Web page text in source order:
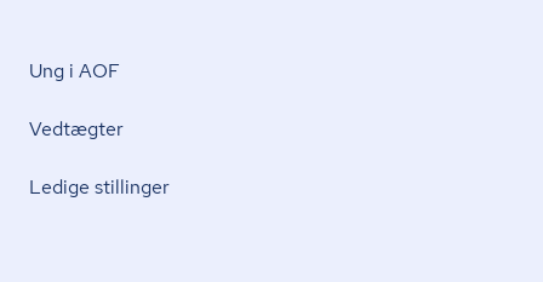
Ung i AOF
Vedtægter
Ledige stillinger